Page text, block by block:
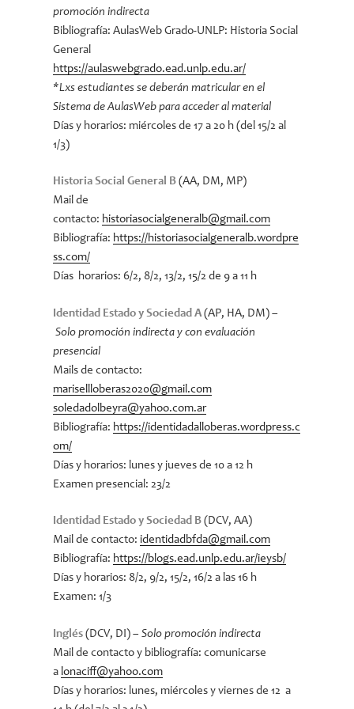
promoción indirecta
Bibliografía: AulasWeb Grado-UNLP: Historia Social
General
https://aulaswebgrado.ead.unlp.edu.ar/
*Lxs estudiantes se deberán matricular en el
Sistema de AulasWeb para acceder al material
Días y horarios: miércoles de 17 a 20 h (del 15/2 al
1/3)
Historia Social General B (AA, DM, MP)
Mail de
contacto: historiasocialgeneralb@gmail.com
Bibliografía: https://historiasocialgeneralb.wordpre
ss.com/
Días horarios: 6/2, 8/2, 13/2, 15/2 de 9 a 11 h
Identidad Estado y Sociedad A (AP, HA, DM) –
Solo promoción indirecta y con evaluación
presencial
Mails de contacto:
marisellloberas2020@gmail.com
soledadolbeyra@yahoo.com.ar
Bibliografía: https://identidadalloberas.wordpress.c
om/
Días y horarios: lunes y jueves de 10 a 12 h
Examen presencial: 23/2
Identidad Estado y Sociedad B (DCV, AA)
Mail de contacto:identidadbfda@gmail.com
Bibliografía: https://blogs.ead.unlp.edu.ar/ieysb/
Días y horarios: 8/2, 9/2, 15/2, 16/2 a las 16 h
Examen: 1/3
Inglés (DCV, DI) –Solo promoción indirecta
Mail de contacto y bibliografía: comunicarse
a lonaciff@yahoo.com
Días y horarios: lunes, miércoles y viernes de 12 a